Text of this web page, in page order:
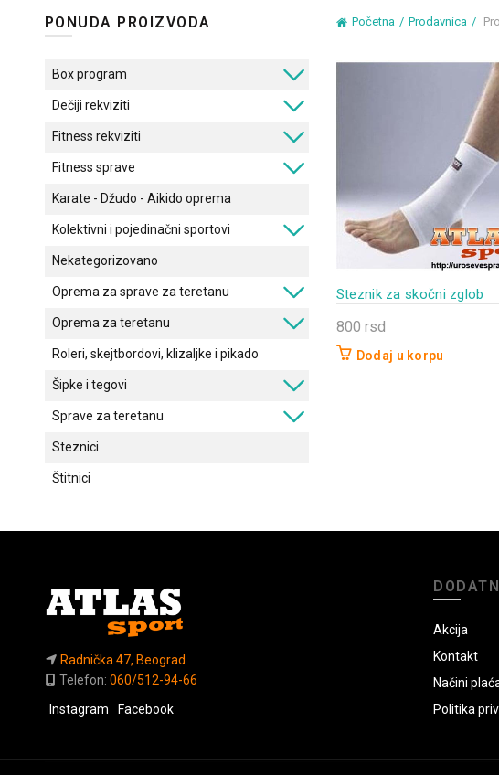
Početna Prodavnica
Steznik za skočni zglob
800 rsd
Dodaj u korpu
PONUDA PROIZVODA
Box program
Dečiji rekviziti
Fitness rekviziti
Fitness sprave
Karate - Džudo - Aikido oprema
Kolektivni i pojedinačni sportovi
Nekategorizovano
Oprema za sprave za teretanu
Oprema za teretanu
Roleri, skejtbordovi, klizaljke i pikado
Šipke i tegovi
Sprave za teretanu
Steznici
Štitnici
Radnička 47, Beograd
Telefon: 060/512-94-66
Instagram
Facebook
Akcija
Kontakt
Načini
Politika